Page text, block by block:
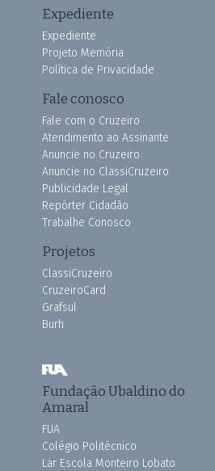
Expediente
Expediente
Projeto Memória
Política de Privacidade
Fale conosco
Fale com o Cruzeiro
Atendimento ao Assinante
Anuncie no Cruzeiro
Anuncie no ClassiCruzeiro
Publicidade Legal
Repórter Cidadão
Trabalhe Conosco
Projetos
ClassiCruzeiro
CruzeiroCard
Grafsul
Burh
Fundação Ubaldino do
Amaral
FUA
Colégio Politécnico
Lar Escola Monteiro Lobato